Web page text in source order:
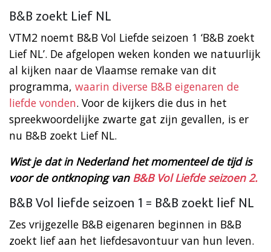
B&B zoekt Lief NL
VTM2 noemt B&B Vol Liefde seizoen 1 ‘B&B zoekt
Lief NL’. De afgelopen weken konden we natuurlijk
al kijken naar de Vlaamse remake van dit
programma, waarin diverse B&B eigenaren de
liefde vonden. Voor de kijkers die dus in het
spreekwoordelijke zwarte gat zijn gevallen, is er
nu B&B zoekt Lief NL.
Wist je dat in Nederland het momenteel de tijd is
voor de ontknoping van B&B Vol Liefde seizoen 2.
B&B Vol liefde seizoen 1 = B&B zoekt lief NL
Zes vrijgezelle B&B eigenaren beginnen in B&B
zoekt lief aan het liefdesavontuur van hun leven.